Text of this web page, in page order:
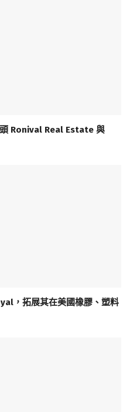
Ronival Real Estate 與
，拓展其在美國橡膠、塑料